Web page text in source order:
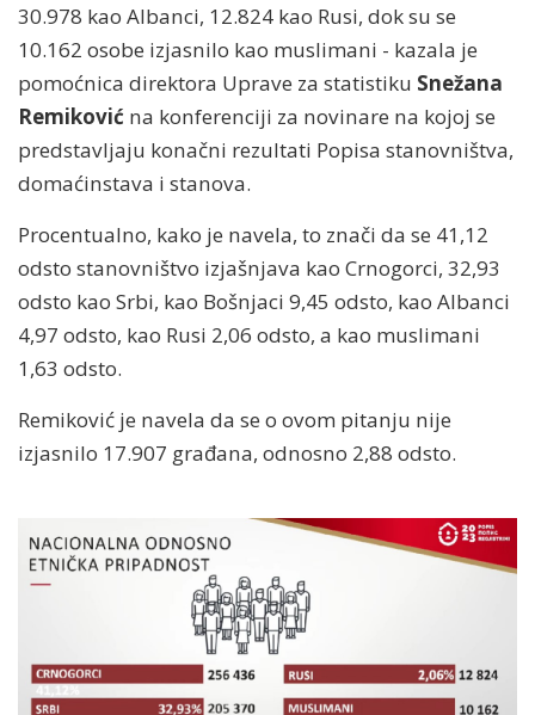
30.978 kao Albanci, 12.824 kao Rusi, dok su se
10.162 osobe izjasnilo kao muslimani - kazala je
pomoćnica direktora Uprave za statistiku Snežana
Remiković na konferenciji za novinare na kojoj se
predstavljaju konačni rezultati Popisa stanovništva,
domaćinstava i stanova.
Procentualno, kako je navela, to znači da se 41,12
odsto stanovništvo izjašnjava kao Crnogorci, 32,93
odsto kao Srbi, kao Bošnjaci 9,45 odsto, kao Albanci
4,97 odsto, kao Rusi 2,06 odsto, a kao muslimani
1,63 odsto.
Remiković je navela da se o ovom pitanju nije
izjasnilo 17.907 građana, odnosno 2,88 odsto.